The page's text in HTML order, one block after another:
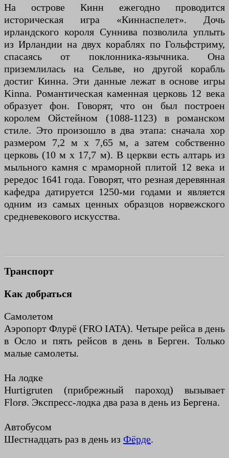
На острове Кинн ежегодно проводится
историческая игра «Киннаспелет». Дочь
ирландского короля Суннива позволила уплыть
из Ирландии на двух кораблях по Гольфстриму,
спасаясь от поклонника-язычника. Она
приземлилась на Сельве, но другой корабль
достиг Кинна. Эти данные лежат в основе игры
Kinna. Романтическая каменная церковь 12 века
образует фон. Говорят, что он был построен
королем Ойстейном (1088-1123) в романском
стиле. Это произошло в два этапа: сначала хор
размером 7,2 м х 7,65 м, а затем собственно
церковь (10 м х 17,7 м). В церкви есть алтарь из
мыльного камня с мраморной плитой 12 века и
рередос 1641 года. Говорят, что резная деревянная
кафедра датируется 1250-ми годами и является
одним из самых ценных образцов норвежского
средневекового искусства.
Транспорт
Как добраться
Самолетом
Аэропорт Флурё (FRO IATA). Четыре рейса в день
в Осло и пять рейсов в день в Берген. Только
малые самолеты.
На лодке
Hurtigruten (прибрежный пароход) вызывает
Florø. Экспресс-лодка два раза в день из Бергена.
Автобусом
Шестнадцать раз в день из Фёрде.